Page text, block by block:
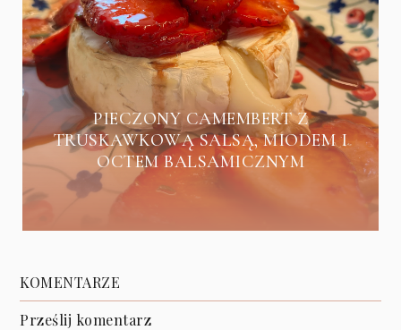
PIECZONY CAMEMBERT Z
TRUSKAWKOWĄ SALSĄ, MIODEM I
OCTEM BALSAMICZNYM
KOMENTARZE
Prześlij komentarz